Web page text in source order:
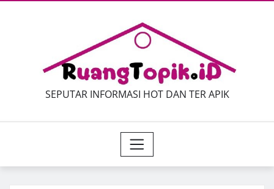
SEPUTAR INFORMASI HOT DAN TER APIK